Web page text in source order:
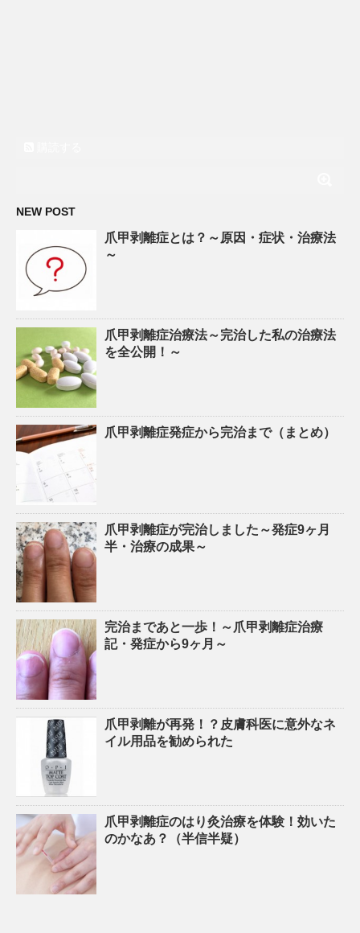
NEW POST
爪甲剥離症とは？～原因・症状・治療法
～
爪甲剥離症治療法～完治した私の治療法
を全公開！～
爪甲剥離症発症から完治まで（まとめ）
爪甲剥離症が完治しました～発症9ヶ月
半・治療の成果～
完治まであと一歩！～爪甲剥離症治療
記・発症から9ヶ月～
爪甲剥離が再発！？皮膚科医に意外なネ
イル用品を勧められた
爪甲剥離症のはり灸治療を体験！効いた
のかなあ？（半信半疑）